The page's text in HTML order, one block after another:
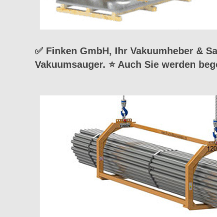
✅ Finken GmbH, Ihr Vakuumheber &
Vakuumsauger. ⭐ Auch Sie werden